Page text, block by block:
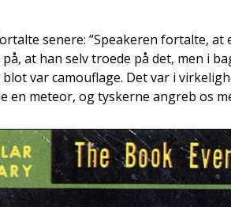
sene­re: ”Spe­a­ke­ren for­tal­te,
at han selv tro­e­de på det, men i
var camou­fla­ge. Det var i
en meteor, og tysker­ne angreb os